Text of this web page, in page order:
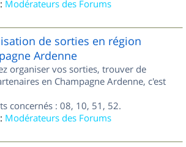
Modérateurs des Forums
de sorties en région
Ardenne
organiser vos sorties, trouver de
en Champagne Ardenne, c'est
concernés : 08, 10, 51, 52.
Modérateurs des Forums